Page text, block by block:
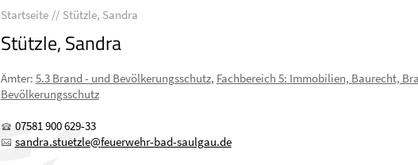
Startseite Stützle, Sandra
Stützle, Sandra
Ämter: 5.3 Brand - und Bevölkerungsschutz, Fachbereich 5: Immobilien, Baurecht,
Bevölkerungsschutz
07581 900 629-33
sandra.stuetzle@feuerwehr-bad-saulgau.de